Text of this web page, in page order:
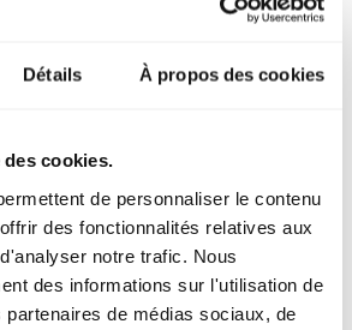
Détails À propos des cookies
cookies.
de personnaliser le contenu
des fonctionnalités relatives aux
notre trafic. Nous
des informations sur l'utilisation de
de médias sociaux, de